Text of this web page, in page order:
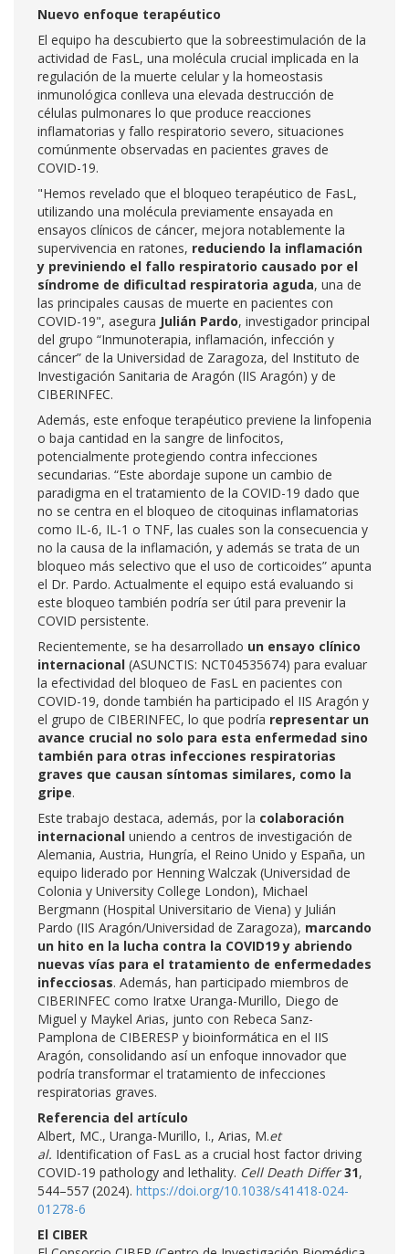
Nuevo enfoque terapéutico
El equipo ha descubierto que la sobreestimulación de la
actividad de FasL, una molécula crucial implicada en la
regulación de la muerte celular y la homeostasis
inmunológica conlleva una elevada destrucción de
células pulmonares lo que produce reacciones
inflamatorias y fallo respiratorio severo, situaciones
comúnmente observadas en pacientes graves de
COVID-19.
"Hemos revelado que el bloqueo terapéutico de FasL,
utilizando una molécula previamente ensayada en
ensayos clínicos de cáncer, mejora notablemente la
supervivencia en ratones, reduciendo la inflamación
y previniendo el fallo respiratorio causado por el
síndrome de dificultad respiratoria aguda, una de
las principales causas de muerte en pacientes con
COVID-19", asegura Julián Pardo, investigador principal
del grupo “Inmunoterapia, inflamación, infección y
cáncer” de la Universidad de Zaragoza, del Instituto de
Investigación Sanitaria de Aragón (IIS Aragón) y de
CIBERINFEC.
Además, este enfoque terapéutico previene la linfopenia
o baja cantidad en la sangre de linfocitos,
potencialmente protegiendo contra infecciones
secundarias. “Este abordaje supone un cambio de
paradigma en el tratamiento de la COVID-19 dado que
no se centra en el bloqueo de citoquinas inflamatorias
como IL-6, IL-1 o TNF, las cuales son la consecuencia y
no la causa de la inflamación, y además se trata de un
bloqueo más selectivo que el uso de corticoides” apunta
el Dr. Pardo. Actualmente el equipo está evaluando si
este bloqueo también podría ser útil para prevenir la
COVID persistente.
Recientemente, se ha desarrollado un ensayo clínico
internacional (ASUNCTIS: NCT04535674) para evaluar
la efectividad del bloqueo de FasL en pacientes con
COVID-19, donde también ha participado el IIS Aragón y
el grupo de CIBERINFEC, lo que podría representar un
avance crucial no solo para esta enfermedad sino
también para otras infecciones respiratorias
graves que causan síntomas similares, como la
gripe.
Este trabajo destaca, además, por la colaboración
internacional uniendo a centros de investigación de
Alemania, Austria, Hungría, el Reino Unido y España, un
equipo liderado por Henning Walczak (Universidad de
Colonia y University College London), Michael
Bergmann (Hospital Universitario de Viena) y Julián
Pardo (IIS Aragón/Universidad de Zaragoza), marcando
un hito en la lucha contra la COVID19 y abriendo
nuevas vías para el tratamiento de enfermedades
infecciosas. Además, han participado miembros de
CIBERINFEC como Iratxe Uranga-Murillo, Diego de
Miguel y Maykel Arias, junto con Rebeca Sanz-
Pamplona de CIBERESP y bioinformática en el IIS
Aragón, consolidando así un enfoque innovador que
podría transformar el tratamiento de infecciones
respiratorias graves.
Referencia del artículo
Albert, MC., Uranga-Murillo, I., Arias, M.et
al. Identification of FasL as a crucial host factor driving
COVID-19 pathology and lethality. Cell Death Differ 31,
544–557 (2024). https://doi.org/10.1038/s41418-024-
01278-6
El CIBER